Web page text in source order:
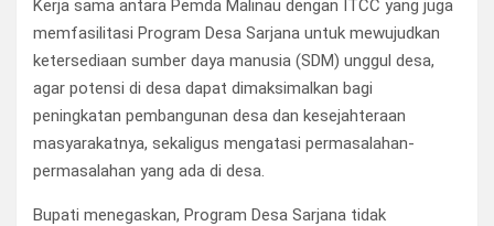
Kerja sama antara Pemda Malinau dengan ITCC yang juga
memfasilitasi Program Desa Sarjana untuk mewujudkan
ketersediaan sumber daya manusia (SDM) unggul desa,
agar potensi di desa dapat dimaksimalkan bagi
peningkatan pembangunan desa dan kesejahteraan
masyarakatnya, sekaligus mengatasi permasalahan-
permasalahan yang ada di desa.
Bupati menegaskan, Program Desa Sarjana tidak